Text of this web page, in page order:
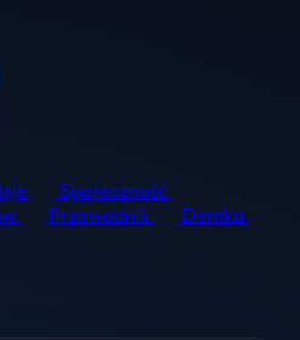
Społeczność
Przewodnik
Demka